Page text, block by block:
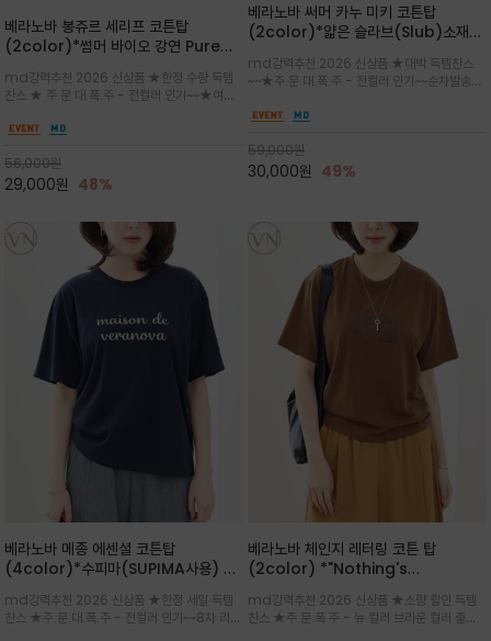
베라노바 봉쥬르 세리프 코튼탑
(2color)*썸머 바이오 강연 Pure
성적인 프랑스어 수식어를 조합
md강력추천 2026 신상품 ★한정 수량 득템
찬스 ★ 주.문.대.폭.주 - 전컬러 인기~~★여름
여유로운 감성/피부에 닿는 순간 기분 좋은 청량
56,000원
29,000원 48%
베라노바 써머 카누 미키 코튼탑
(2color)*얇은 슬라브(Slub)소재
하며, 몸에 잘 달라붙지 않아 쾌적
md강력추천 2026 신상품 ★대박 득템찬스
~~★주.문.대.폭.주 - 전컬러 인기~~순차발송중
드롭숄더 핏과 부드러운 라운드넥이 편안하며, 앞
다.
59,000원
30,000원 49%
베라노바 메종 에센셜 코튼탑
(4color)*수피마(SUPIMA사용) 레
는 레터링 티셔츠
md강력추천 2026 신상품 ★한정 세일 득템
찬스 ★주.문.대.폭.주 - 전컬러 인기~~8차 리오
베라노바 체인지 레터링 코튼 탑
(2color) *"Nothing's
도 일어나지않는것/감각적인 레터링 프
린팅이 돋보이는 베라노바 티셔츠
md강력추천 2026 신상품 ★소량 할인 득템
찬스 ★주.문.폭.주 - 뉴 컬러 브라운 컬러 출시~